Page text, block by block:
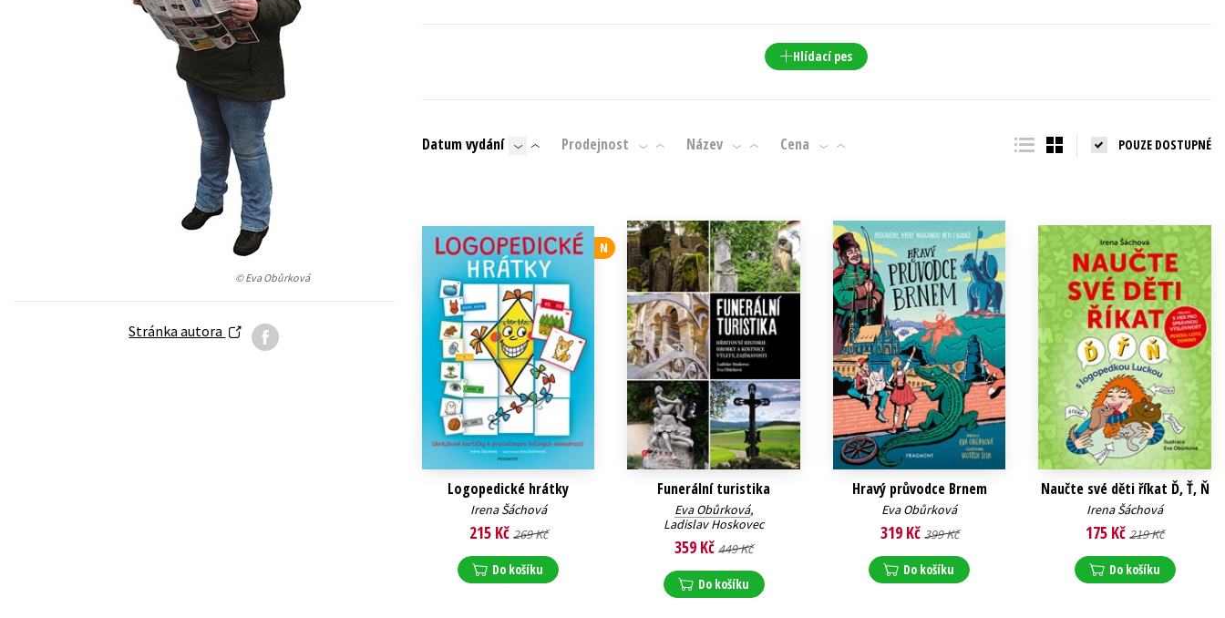
Jazyky
Kalendáře
Kariéra a osobní rozvoj
Komiks
Zahraniční literatura
Zdraví a životní styl
© Eva Obůrková
Stránka autora
Hlídací pes
Datum vydání Prodejnost Název Cena POUZE DOSTUPNÉ
N
Logopedické hrátky
Irena Šáchová
215 Kč 269 Kč
Do košíku
Funerální turistika
Eva Obůrková,
Ladislav Hoskovec
359 Kč449 Kč
Do košíku
Hravý průvodce Brnem
Eva Obůrková
319 Kč 399 Kč
Do košíku
Naučte své děti říkat Ď, Ť, Ň
Irena Šáchová
175 Kč219 Kč
Do košíku